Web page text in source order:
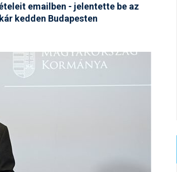
emailben - jelentette be az
kedden Budapesten